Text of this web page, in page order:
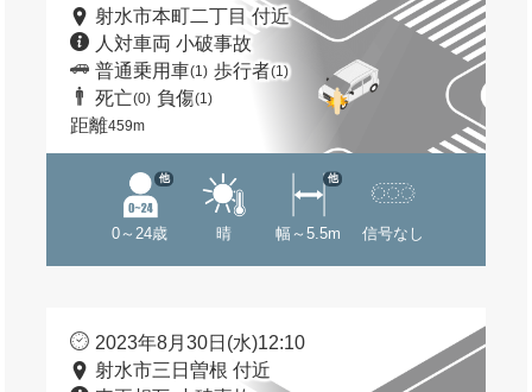
射水市本町二丁目 付近
人対車両 小破事故
普通乗用車(1) 歩行者(1)
死亡(0) 負傷(1)
距離459m
0～24歳
他
晴 幅～5.5m
他
信号なし
2023年8月30日(水)12:10
射水市三日曽根 付近